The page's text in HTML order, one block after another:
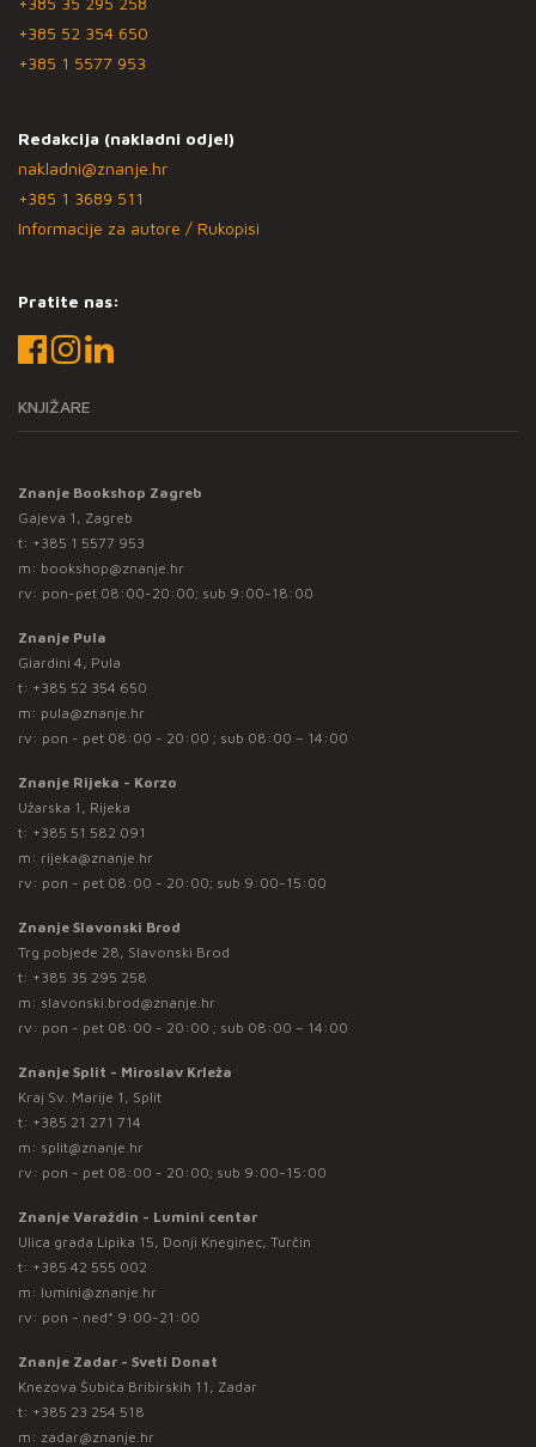
+385 52 354 650
+385 1 5577 953
Redakcija (nakladni odjel)
nakladni@znanje.hr
+385 1 3689 511
Informacije za autore / Rukopisi
Pratite nas:
KNJIŽARE
Znanje Bookshop Zagreb
Gajeva 1, Zagreb
t: +385 1 5577 953
m: bookshop@znanje.hr
rv: pon-pet 08:00-20:00; sub 9:00-18:00
Znanje Pula
Giardini 4, Pula
t: +385 52 354 650
m: pula@znanje.hr
rv: pon - pet 08:00 - 20:00 ; sub 08:00 – 14:00
Znanje Rijeka - Korzo
Užarska 1, Rijeka
t: +385 51 582 091
m: rijeka@znanje.hr
rv: pon - pet 08:00 - 20:00; sub 9:00-15:00
Znanje Slavonski Brod
Trg pobjede 28, Slavonski Brod
t: +385 35 295 258
m: slavonski.brod@znanje.hr
rv: pon - pet 08:00 - 20:00 ; sub 08:00 – 14:00
Znanje Split - Miroslav Krleža
Kraj Sv. Marije 1, Split
t: +385 21 271 714
m: split@znanje.hr
rv: pon - pet 08:00 - 20:00; sub 9:00-15:00
Znanje Varaždin - Lumini centar
Ulica grada Lipika 15, Donji Kneginec, Turčin
t: +385 42 555 002
m: lumini@znanje.hr
rv: pon - ned* 9:00-21:00
Znanje Zadar - Sveti Donat
Knezova Šubića Bribirskih 11, Zadar
t: +385 23 254 518
m: zadar@znanje.hr